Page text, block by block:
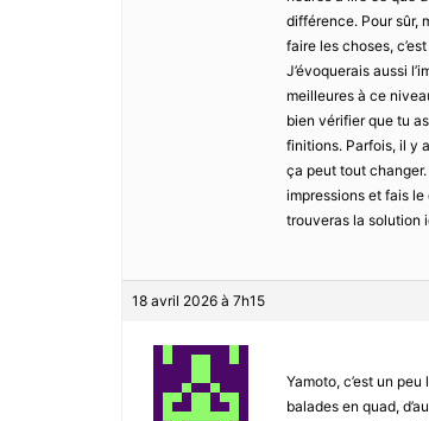
différence. Pour sûr,
faire les choses,
J’évoquerais aussi
meilleures à ce
bien vérifier que tu
finitions. Parfois, il y
ça peut tout changer.
impressions et fais
trouveras la solution
18 avril 2026 à 7h15
Yamoto, c’est un
balades en quad,